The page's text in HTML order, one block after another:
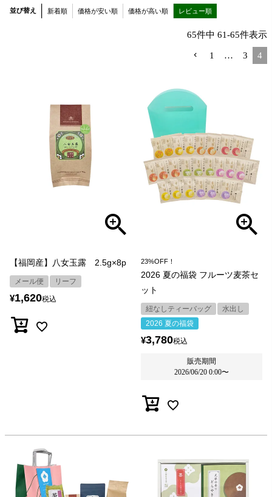
並び替え 新着順 価格が安い順 価格が高い順 レビュー順
65件中 61-65件表示
1 … 3 4
【福岡産】八女玉露 2.5g×8p
メール便 リーフ
¥1,620税込
23%OFF！
2026 夏の福袋 フルーツ麦茶セ
ット
紐なしティーバッグ
水出し
2026 夏の福袋
¥3,780税込
販売期間
2026/06/20 0:00〜